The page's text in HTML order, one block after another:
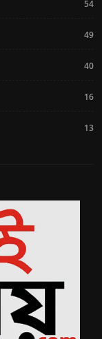
54
49
40
16
13